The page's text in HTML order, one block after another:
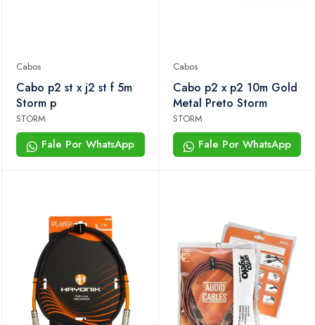
Cabos
Cabo p2 st x j2 st f 5m
Storm p
STORM
Fale Por WhatsApp
Cabos
Cabo p2 x p2 10m Gold
Metal Preto Storm
STORM
Fale Por WhatsApp